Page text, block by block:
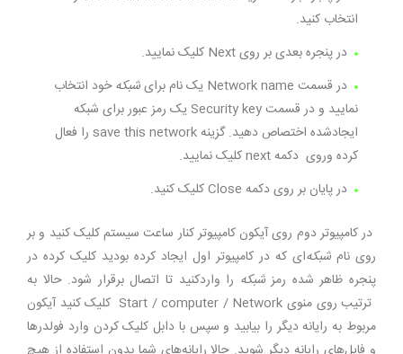
انتخاب کنید.
در پنجره بعدی بر روی Next کلیک نمایید.
در قسمت Network name یک نام برای
شبکهخود انتخاب
نمایید و در قسمت Security key یک رمز عبور برای شبکه
ایجادشده اختصاص دهید. گزینه save this network را فعال
کرده وروی دکمه next کلیک نمایید.
در پایان بر روی دکمه Close کلیک کنید.
در کامپیوتر دوم روی آیکون کامپیوتر کنار ساعت سیستم کلیک کنید و بر
روی نام شبکه‌ای که در کامپیوتر اول ایجاد کرده بودید کلیک کرده در
پنجره ظاهر شده رمز شبکهرا واردکنید تا اتصال برقرار شود. حالا به
ترتیب روی منوی Start‌ /‌ computer‌ /‌ Network کلیک کنید آیکون
مربوط به رایانه دیگر را بیابید و سپس با دابل کلیک کردن وارد فولدرها